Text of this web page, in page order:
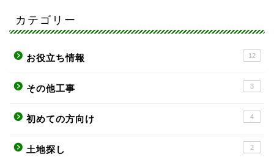
カテゴリー
お役立ち情報 12
その他工事 3
初めての方向け 4
土地探し 2